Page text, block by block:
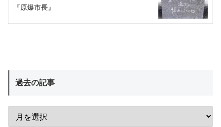
『原爆市長』
過去の記事